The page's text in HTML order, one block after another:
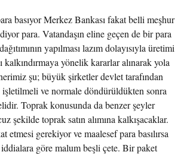
basıyor Merkez Bankası fakat belli meşhur
para. Vatandaşın eline geçen de bir para
yapılması lazım dolayısıyla üretimi
kalkındırmaya yönelik kararlar alınarak yola
şu; büyük şirketler devlet tarafından
ve normale döndürüldükten sonra
Toprak konusunda da benzer şeyler
şekilde toprak satın alımına kalkışacaklar.
etmesi gerekiyor ve maalesef para basılırsa
göre malum beşli çete. Bir paket